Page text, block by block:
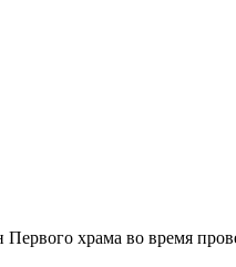
храма во время